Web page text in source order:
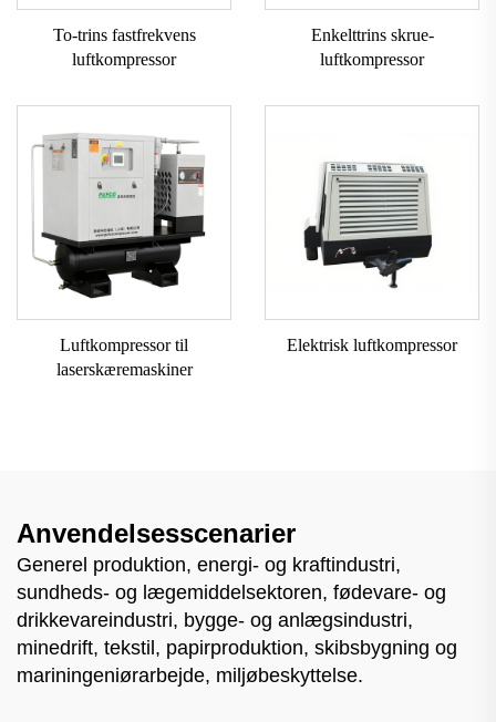
To-trins fastfrekvens
luftkompressor
Enkelttrins skrue-
luftkompressor
Luftkompressor til
laserskæremaskiner
Elektrisk luftkompressor
Anvendelsesscenarier
Generel produktion, energi- og kraftindustri,
sundheds- og lægemiddelsektoren, fødevare- og
drikkevareindustri, bygge- og anlægsindustri,
minedrift, tekstil, papirproduktion, skibsbygning og
mariningeniørarbejde, miljøbeskyttelse.